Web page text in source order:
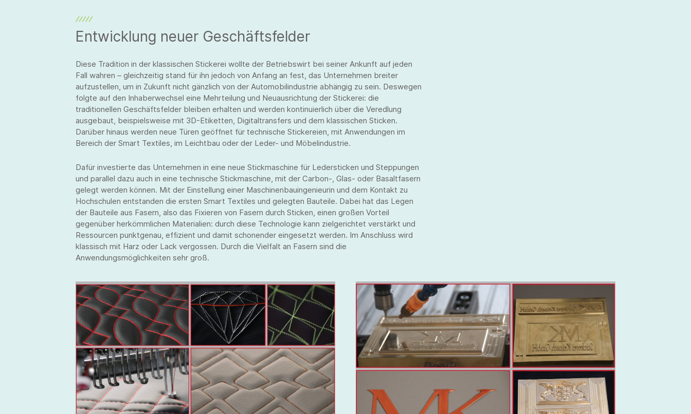
Entwicklung neuer Geschäftsfelder
Diese Tradition in der klassischen Stickerei wollte der Betriebswirt bei seiner Ankunft auf jeden
Fall wahren – gleichzeitig stand für ihn jedoch von Anfang an fest, das Unternehmen breiter
aufzustellen, um in Zukunft nicht gänzlich von der Automobilindustrie abhängig zu sein. Deswegen
folgte auf den Inhaberwechsel eine Mehrteilung und Neuausrichtung der Stickerei: die
traditionellen Geschäftsfelder bleiben erhalten und werden kontinuierlich über die Veredlung
ausgebaut, beispielsweise mit 3D-Etiketten, Digitaltransfers und dem klassischen Sticken.
Darüber hinaus werden neue Türen geöffnet für technische Stickereien, mit Anwendungen im
Bereich der Smart Textiles, im Leichtbau oder der Leder- und Möbelindustrie.
Dafür investierte das Unternehmen in eine neue Stickmaschine für Ledersticken und Steppungen
und parallel dazu auch in eine technische Stickmaschine, mit der Carbon-, Glas- oder Basaltfasern
gelegt werden können. Mit der Einstellung einer Maschinenbauingenieurin und dem Kontakt zu
Hochschulen entstanden die ersten Smart Textiles und gelegten Bauteile. Dabei hat das Legen
der Bauteile aus Fasern, also das Fixieren von Fasern durch Sticken, einen großen Vorteil
gegenüber herkömmlichen Materialien: durch diese Technologie kann zielgerichtet verstärkt und
Ressourcen punktgenau, effizient und damit schonender eingesetzt werden. Im Anschluss wird
klassisch mit Harz oder Lack vergossen. Durch die Vielfalt an Fasern sind die
Anwendungsmöglichkeiten sehr groß.